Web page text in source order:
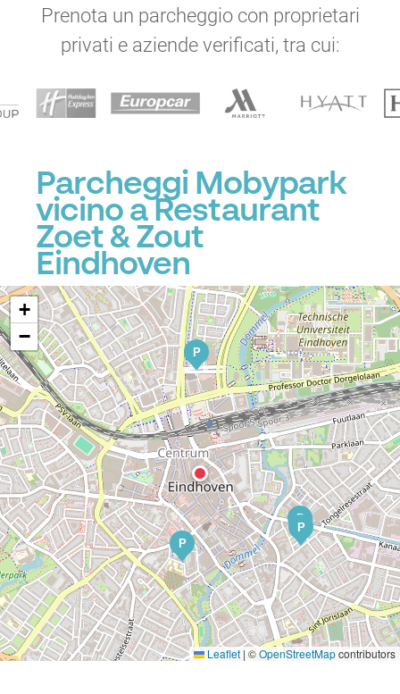
Prenota un parcheggio con proprietari
privati e aziende verificati, tra cui:
Parcheggi Mobypark
vicino a Restaurant
Zoet & Zout
Eindhoven
P
P
P
P
+
−
Leaflet | ©OpenStreetMapcontributors